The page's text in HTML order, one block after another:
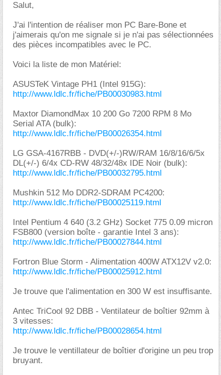
Salut,
J'ai l'intention de réaliser mon PC Bare-Bone et
j'aimerais qu'on me signale si je n'ai pas sélectionnées
des pièces incompatibles avec le PC.
Voici la liste de mon Matériel:
ASUSTeK Vintage PH1 (Intel 915G):
http://www.ldlc.fr/fiche/PB00030983.html
Maxtor DiamondMax 10 200 Go 7200 RPM 8 Mo
Serial ATA (bulk):
http://www.ldlc.fr/fiche/PB00026354.html
LG GSA-4167RBB - DVD(+/-)RW/RAM 16/8/16/6/5x
DL(+/-) 6/4x CD-RW 48/32/48x IDE Noir (bulk):
http://www.ldlc.fr/fiche/PB00032795.html
Mushkin 512 Mo DDR2-SDRAM PC4200:
http://www.ldlc.fr/fiche/PB00025119.html
Intel Pentium 4 640 (3.2 GHz) Socket 775 0.09 micron
FSB800 (version boîte - garantie Intel 3 ans):
http://www.ldlc.fr/fiche/PB00027844.html
Fortron Blue Storm - Alimentation 400W ATX12V v2.0:
http://www.ldlc.fr/fiche/PB00025912.html
Je trouve que l'alimentation en 300 W est insuffisante.
Antec TriCool 92 DBB - Ventilateur de boîtier 92mm à
3 vitesses:
http://www.ldlc.fr/fiche/PB00028654.html
Je trouve le ventillateur de boîtier d'origine un peu trop
bruyant.